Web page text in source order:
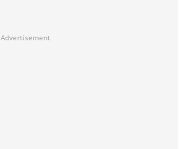
Advertisement